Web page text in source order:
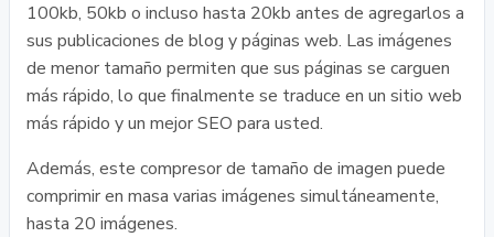
100kb, 50kb o incluso hasta 20kb antes de agregarlos a
sus publicaciones de blog y páginas web. Las imágenes
de menor tamaño permiten que sus páginas se carguen
más rápido, lo que finalmente se traduce en un sitio web
más rápido y un mejor SEO para usted.
Además, este compresor de tamaño de imagen puede
comprimir en masa varias imágenes simultáneamente,
hasta 20 imágenes.